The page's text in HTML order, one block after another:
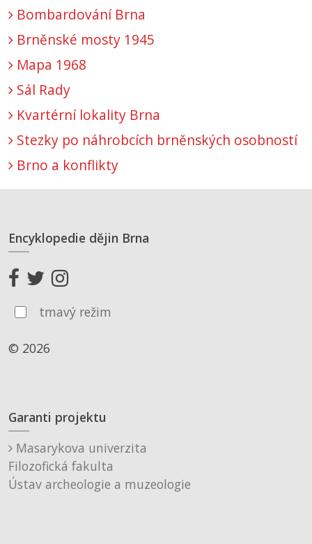
Bombardování Brna
Brněnské mosty 1945
Mapa 1968
Sál Rady
Kvartérní lokality Brna
Stezky po náhrobcích brněnských osobností
Brno a konflikty
Encyklopedie dějin Brna
tmavý režim
© 2026
Garanti projektu
Masarykova univerzita
Filozofická fakulta
Ústav archeologie a muzeologie